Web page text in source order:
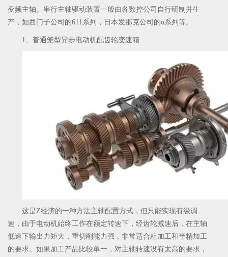
变频主轴。串行主轴驱动装置一般由各数控公司自行研制并生
产，如西门子公司的611系列，日本发那克公司的α系列等。
1、普通笼型异步电动机配齿轮变速箱
这是Z经济的一种方法主轴配置方式，但只能实现有级调
速，由于电动机始终工作在额定转速下，经齿轮减速后，在主轴
低速下输出力矩大，重切削能力强，非常适合粗加工和半精加工
的要求。如果加工产品比较单一，对主轴转速没有太高的要求，